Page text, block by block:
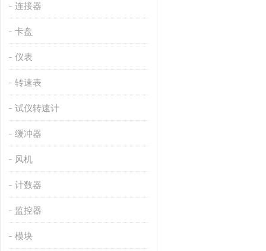
连接器
卡盘
仪表
转速表
试仪转速计
缓冲器
风机
计数器
监控器
模块